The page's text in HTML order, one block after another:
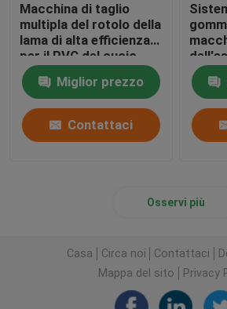
Macchina di taglio
multipla del rotolo della
lama di alta efficienza
per il PVC del cuoio
genuino
Miglior prezzo
Contattaci
tatto
cuoio
Osservi più
Casa Circa noi Contattaci
Mappa del sito
Privacy